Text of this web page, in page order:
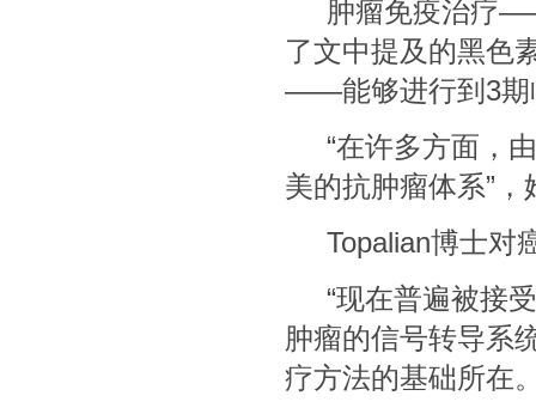
肿瘤免疫治疗——
了文中提及的黑色
——能够进行到3期
“在许多方面，由
美的抗肿瘤体系”
Topalian博士对
“现在普遍被接受
肿瘤的信号转导系
疗方法的基础所在